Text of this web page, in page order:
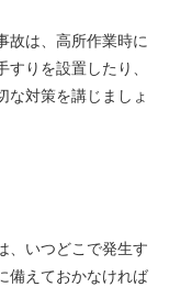
故は、高所作業時に
りを設置したり、
な対策を講じましょ
、いつどこで発生す
備えておかなければ